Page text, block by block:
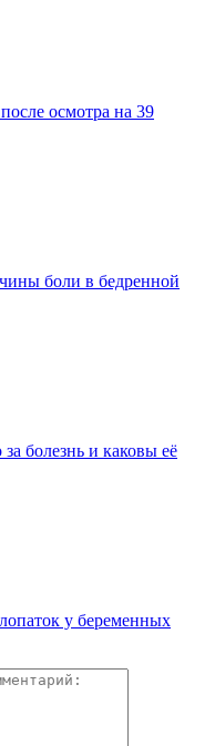
осмотра на 39
боли в бедренной
болезнь и каковы её
у беременных